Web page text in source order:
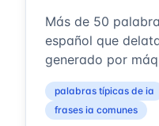
Más de 50
español que
generado por
categorías más
el voc...
palabras típicas de ia
frases ia comunes